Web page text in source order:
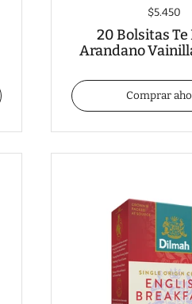
$5.450
20 Bolsitas Te
Arandano
Comprar